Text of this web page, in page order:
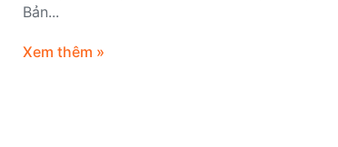
Bản...
Xem thêm »